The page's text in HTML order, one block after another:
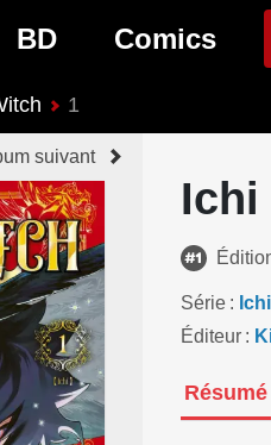
BD
Nouveautés BD
Prochaines sorties BD
Genres BD
Comics
1
suivant
Ichi
Série
Éditeur
Résumé